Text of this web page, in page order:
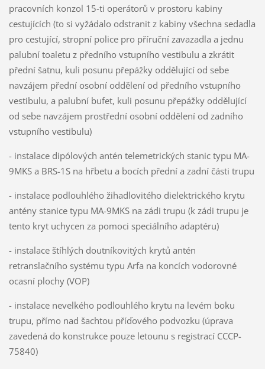
pracovních konzol 15-ti operátorů v prostoru kabiny
cestujících (to si vyžádalo odstranit z kabiny všechna sedadla
pro cestující, stropní police pro příruční zavazadla a jednu
palubní toaletu z předního vstupního vestibulu a zkrátit
přední šatnu, kuli posunu přepážky oddělující od sebe
navzájem přední osobní oddělení od předního vstupního
vestibulu, a palubní bufet, kuli posunu přepážky oddělující
od sebe navzájem prostřední osobní oddělení od zadního
vstupního vestibulu)
- instalace dipólových antén telemetrických stanic typu MA-
9MKS a BRS-1S na hřbetu a bocích přední a zadní části trupu
- instalace podlouhlého žihadlovitého dielektrického krytu
antény stanice typu MA-9MKS na zádi trupu (k zádi trupu je
tento kryt uchycen za pomoci speciálního adaptéru)
- instalace štíhlých doutníkovitých krytů antén
retranslačního systému typu Arfa na koncích vodorovné
ocasní plochy (VOP)
- instalace nevelkého podlouhlého krytu na levém boku
trupu, přímo nad šachtou příďového podvozku (úprava
zavedená do konstrukce pouze letounu s registrací CCCP-
75840)